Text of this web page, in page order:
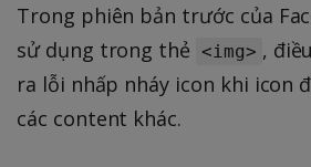
Trong phiên bản trước của
sử dụng trong thẻ <img> ,
ra lỗi nhấp nháy icon khi icon
các content khác.